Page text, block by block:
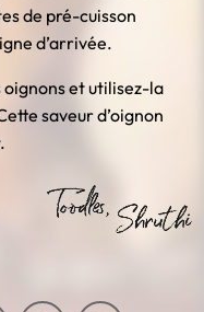
de pré-cuisson
d’arrivée.
oignons et utilisez-la
saveur d’oignon